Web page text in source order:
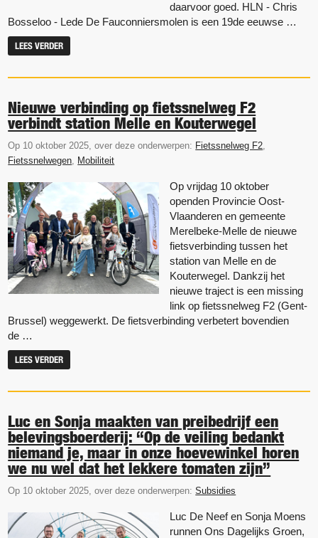
daarvoor goed. HLN - Chris
Bosseloo - Lede De Fauconniersmolen is een 19de eeuwse …
LEES VERDER
Nieuwe verbinding op fietssnelweg F2
verbindt station Melle en Kouterwegel
Op 10 oktober 2025, over deze onderwerpen: Fietssnelweg F2
Fietssnelwegen
Mobiliteit
Op vrijdag 10 oktober
openden Provincie Oost-
Vlaanderen en gemeente
Merelbeke-Melle de nieuwe
fietsverbinding tussen het
station van Melle en de
Kouterwegel. Dankzij het
nieuwe traject is een missing
link op fietssnelweg F2 (Gent-
Brussel) weggewerkt. De fietsverbinding verbetert bovendien
de …
LEES VERDER
Luc en Sonja maakten van preibedrijf een
belevingsboerderij: “Op de veiling bedankt
niemand je, maar in onze hoevewinkel horen
we nu wel dat het lekkere tomaten zijn”
Op 10 oktober 2025, over deze onderwerpen:Subsidies
Luc De Neef en Sonja Moens
runnen Ons Dagelijks Groen,